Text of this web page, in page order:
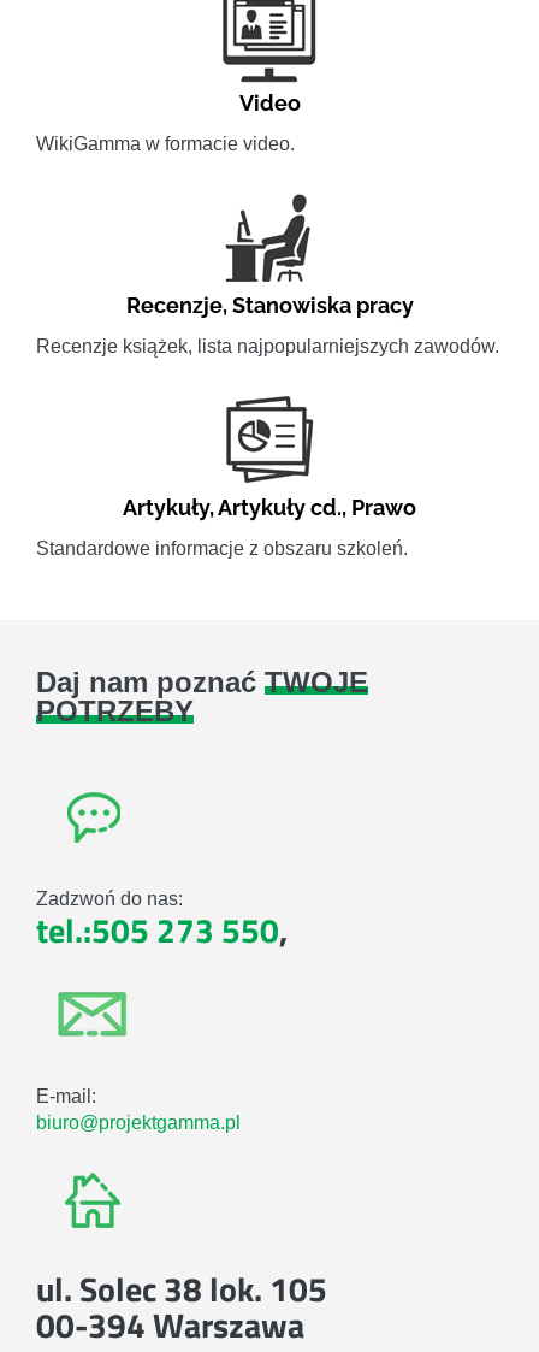
Video
WikiGamma w formacie video.
Recenzje,Stanowiska pracy
Recenzje książek, lista najpopularniejszych zawodów.
Artykuły,Artykuły cd., Prawo
Standardowe informacje z obszaru szkoleń.
Daj nam poznać TWOJE
POTRZEBY
Zadzwoń do nas:
tel.:505 273 550,
E-mail:
biuro@projektgamma.pl
ul. Solec 38 lok. 105
00-394 Warszawa